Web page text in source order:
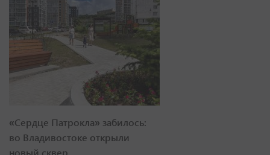
«Сердце Патрокла» забилось:
во Владивостоке открыли
новый сквер